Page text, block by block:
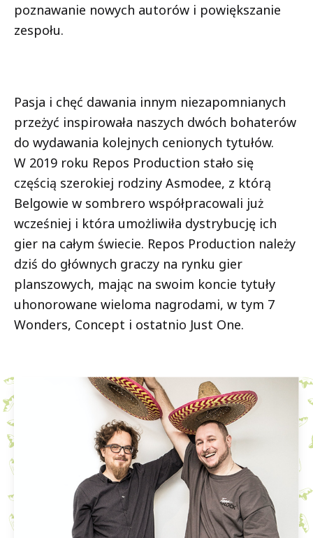
poznawanie nowych autorów i powiększanie
zespołu.
Pasja i chęć dawania innym niezapomnianych
przeżyć inspirowała naszych dwóch bohaterów
do wydawania kolejnych cenionych tytułów.
W 2019 roku Repos Production stało się
częścią szerokiej rodziny Asmodee, z którą
Belgowie w sombrero współpracowali już
wcześniej i która umożliwiła dystrybucję ich
gier na całym świecie. Repos Production należy
dziś do głównych graczy na rynku gier
planszowych, mając na swoim koncie tytuły
uhonorowane wieloma nagrodami, w tym 7
Wonders, Concept i ostatnio Just One.